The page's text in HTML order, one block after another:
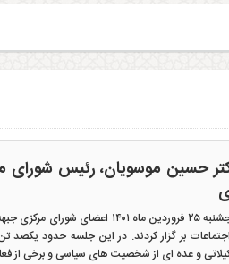
حسین موسویان، رئیس شورای
در شامگاه روز پنجشنبه ۲۵ فروردین ماه
بر گزار کردند. در این جلسه حدود یکصد
و عده ای از شخصیت های سیاسی و برخی از